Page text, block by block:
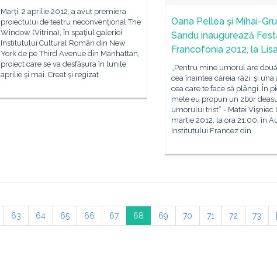
Marți, 2 aprilie 2012, a avut premiera
proiectului de teatru neconvenţional The
Window (Vitrina), în spaţiul galeriei
Institutului Cultural Român din New
York de pe Third Avenue din Manhattan,
proiect care se va desfășura în lunile
aprilie şi mai. Creat şi regizat
Oana Pellea şi Mihai-
Sandu inaugurează
Francofonia 2012, la
„Pentru mine umorul are
cea înaintea căreia râzi, şi una
cea care te face să plângi. În
mele eu propun un zbor
umorului trist” - Matei Vişniec
martie 2012, la ora 21:00, în
Institutului Francez din
63 64 65 66 67 68 69 70 71 72 73